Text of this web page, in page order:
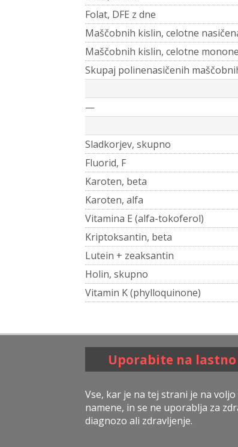
Folat, DFE z dne
Maščobnih kislin, celotne
Maščobnih kislin, celotne
Skupaj polinenasičenih
—
Sladkorjev, skupno
Fluorid, F
Karoten, beta
Karoten, alfa
Vitamina E (alfa-tokoferol)
Kriptoksantin, beta
Lutein + zeaksantin
Holin, skupno
Vitamin K (phylloquinone)
Uporabite na
Vse, kar je na tej strani je na
namene, in se ne uporablja za
diagnozo ali zdravljenje.